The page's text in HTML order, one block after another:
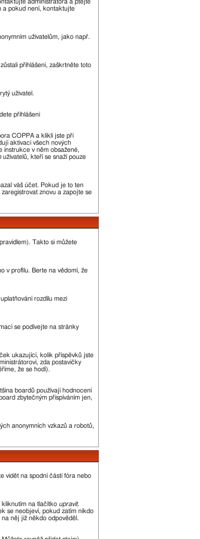
administrátora a ptejte
a pokud není, kontaktujte
uživatelům, jako např.
přihlášeni, zaškrtněte toto
uživatel.
přihlášeni
COPPA a klikli jste při
aktivaci všech nových
instrukce v něm obsažené,
uživatelů, kteří se snaží pouze
váš účet. Pokud je to ten
znovu a zapojte se
Takto si můžete
v profilu. Berte na vědomí, že
rozdílu mezi
se podívejte na stránky
ukazující, kolik příspěvků jste
zda postavičky
že se hodí).
boardů používají hodnocení
zbytečným přispíváním jen,
anonymních vzkazů a robotů,
vidět na spodní části fóra nebo
na tlačítko upravit.
se neobjeví, pokud zatím nikdo
něj již někdo odpověděl.